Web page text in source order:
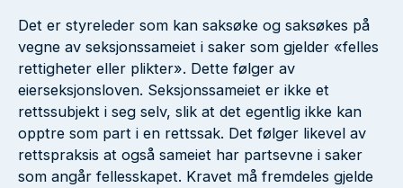
Det er styreleder som kan saksøke og saksøkes på
vegne av seksjonssameiet i saker som gjelder «felles
rettigheter eller plikter». Dette følger av
eierseksjonsloven. Seksjonssameiet er ikke et
rettssubjekt i seg selv, slik at det egentlig ikke kan
opptre som part i en rettssak. Det følger likevel av
rettspraksis at også sameiet har partsevne i saker
som angår fellesskapet. Kravet må fremdeles gjelde